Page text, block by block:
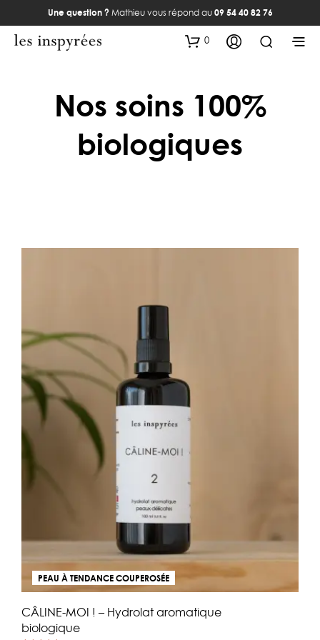
Une question ? Mathieu vous répond au 09 54 40 82 76
0
Nos soins 100%
biologiques
PEAU À TENDANCE COUPEROSÉE
CÂLINE-MOI ! – Hydrolat aromatique
biologique